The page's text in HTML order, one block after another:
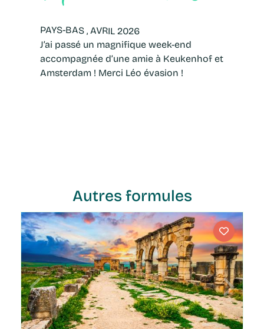
PAYS-BAS , AVRIL 2026
J’ai passé un magnifique week-end
accompagnée d’une amie à Keukenhof et
Amsterdam ! Merci Léo évasion !
Autres formules